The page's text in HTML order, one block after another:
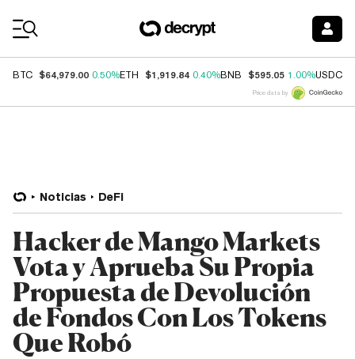
BTC $64,979.00 0.50%ETH $1,919.84 0.40%BNB $595.05 1.00%USDC
Price data by
Noticias DeFi
Hacker de Mango Markets
Vota y Aprueba Su Propia
Propuesta de Devolución
de Fondos Con Los Tokens
Que Robó